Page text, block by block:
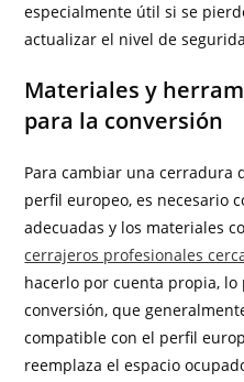
especialmente útil si se
actualizar el nivel de
Materiales y
para la conversión
Para cambiar una cerradura
perfil europeo, es necesario
adecuadas y los materiales
cerrajeros profesionales
hacerlo por cuenta propia,
conversión, que
compatible con el perfil
reemplaza el espacio